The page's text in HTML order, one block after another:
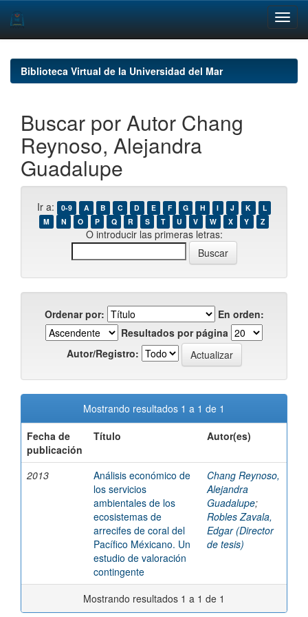
navigationBiblioteca Virtual de la Universidad del Mar
Buscar por Autor Chang
Reynoso, Alejandra
Guadalupe
Ir a: 0-9 A B C D E F G H I J K
L
M
N O P Q R S T U V W X Y Z
O introducir las primeras letras:
Ordenar por:
En orden:
Resultados por página
Autor/Registro:
Mostrando resultados 1 a 1 de 1
Fecha de
publicación
Título Autor(es)
2013
Análisis económico de
los servicios
ambientales de los
ecosistemas de
arrecifes de coral del
Pacífico Méxicano. Un
estudio de valoración
contingente
Chang Reynoso,
Alejandra
Guadalupe;
Robles Zavala,
Edgar (Director
de tesis)
Mostrando resultados 1 a 1 de 1